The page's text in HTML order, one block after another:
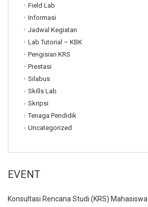
Field Lab
Informasi
Jadwal Kegiatan
Lab Tutorial – KBK
Pengisian KRS
Prestasi
Silabus
Skills Lab
Skripsi
Tenaga Pendidik
Uncategorized
EVENT
Konsultasi Rencana Studi (KRS) Mahasiswa